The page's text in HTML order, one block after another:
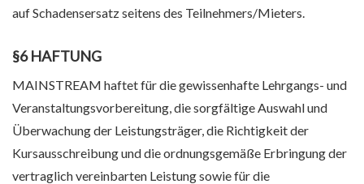
auf Schadensersatz seitens des Teilnehmers/Mieters.
§6 HAFTUNG
MAINSTREAM haftet für die gewissenhafte Lehrgangs- und
Veranstaltungsvorbereitung, die sorgfältige Auswahl und
Überwachung der Leistungsträger, die Richtigkeit der
Kursausschreibung und die ordnungsgemäße Erbringung der
vertraglich vereinbarten Leistung sowie für die